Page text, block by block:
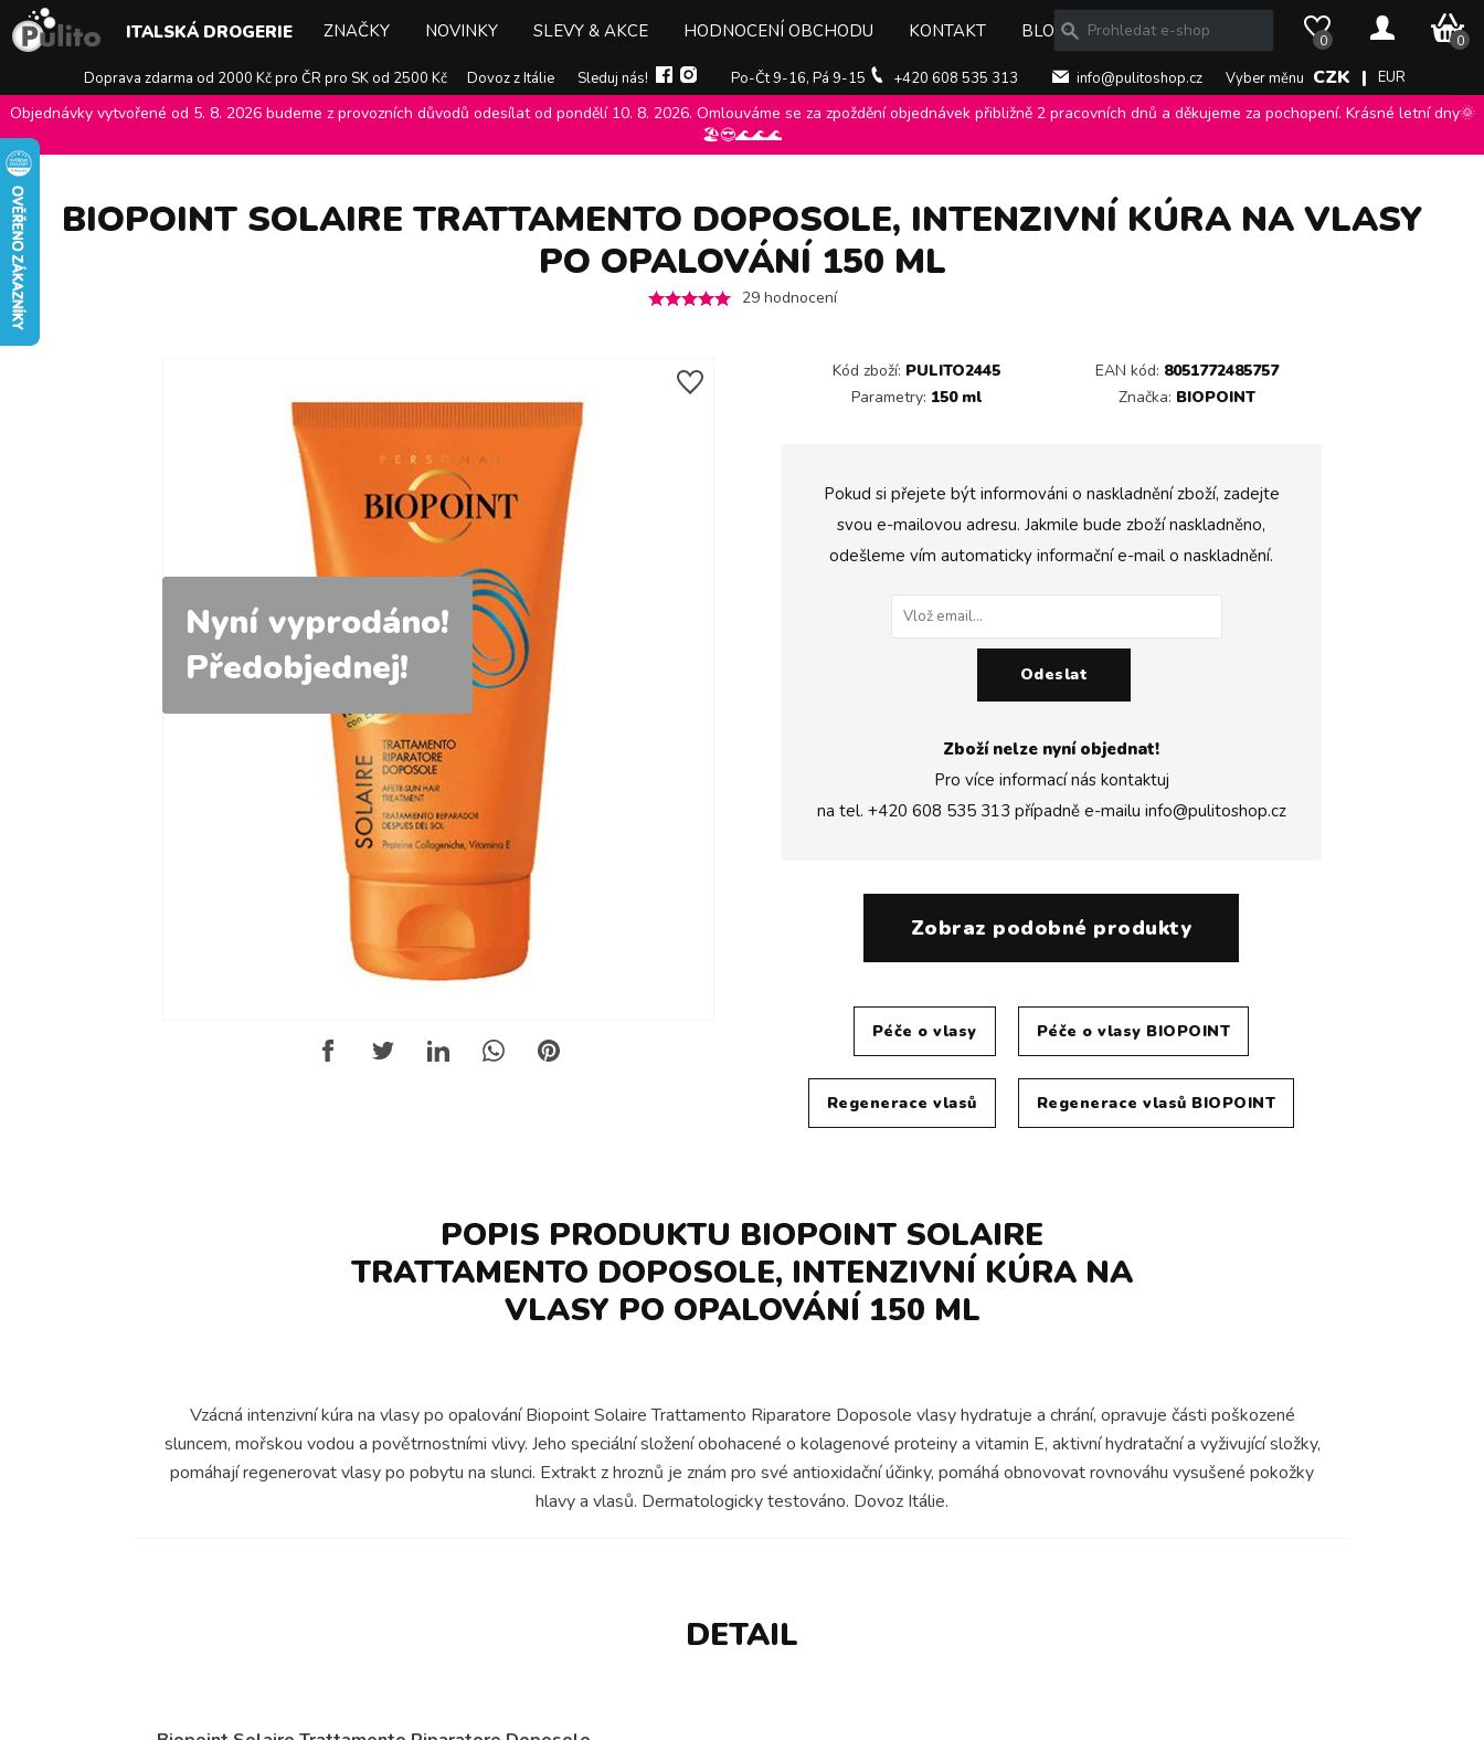
Doprava zdarma od 2000 Kč pro ČR pro SK od 2500 Kč Dovoz z Itálie Sleduj nás! Po-Čt 9-16, Pá 9-15 +420 608 535 313 info@pulitoshop.cz Vyber měnu CZK | EUR
ITALSKÁ DROGERIE ZNAČKY NOVINKY SLEVY & AKCE HODNOCENÍ OBCHODU KONTAKT BLOG 0 0
0 Kč
Objednávky vytvořené od 5. 8. 2026 budeme z provozních důvodů odesílat od pondělí 10. 8. 2026. Omlouváme se za zpoždění objednávek přibližně 2 pracovních dnů a děkujeme za pochopení. Krásné letní dny🌞
🏖️😎🌊🌊🌊
E-shop Pulito Péče o vlasy Biopoint Regenerace vlasů biopoint Biopoint Solaire Trattamento Doposole, intenzivní kúra na vlasy po opalování 150 ml
BIOPOINT SOLAIRE TRATTAMENTO DOPOSOLE, INTENZIVNÍ KÚRA NA VLASY
PO OPALOVÁNÍ 150 ML
29hodnocení
Nyní vyprodáno!
Předobjednej!
Kód zboží: PULITO2445 EAN kód: 8051772485757
Parametry: 150 ml Značka: BIOPOINT
Pokud si přejete být informováni o naskladnění zboží, zadejte
svou e-mailovou adresu. Jakmile bude zboží naskladněno,
odešleme vím automaticky informační e-mail o naskladnění.
Odeslat
Zboží nelze nyní objednat!
Pro více informací nás kontaktuj
na tel. +420 608 535 313 případně e-mailu info@pulitoshop.cz
Zobraz podobné produkty
Péče o vlasy Péče o vlasy BIOPOINT
Regenerace vlasů Regenerace vlasů BIOPOINT
POPIS PRODUKTU BIOPOINT SOLAIRE
TRATTAMENTO DOPOSOLE, INTENZIVNÍ KÚRA NA
VLASY PO OPALOVÁNÍ 150 ML
Vzácná intenzivní kúra na vlasy po opalování Biopoint Solaire Trattamento Riparatore Doposole vlasy hydratuje a chrání, opravuje části poškozené
sluncem, mořskou vodou a povětrnostními vlivy. Jeho speciální složení obohacené o kolagenové proteiny a vitamin E, aktivní hydratační a vyživující složky,
pomáhají regenerovat vlasy po pobytu na slunci. Extrakt z hroznů je znám pro své antioxidační účinky, pomáhá obnovovat rovnováhu vysušené pokožky
hlavy a vlasů. Dermatologicky testováno. Dovoz Itálie.
DETAIL